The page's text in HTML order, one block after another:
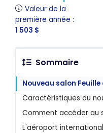
Valeur de la
première année :
1 503 $
Sommaire